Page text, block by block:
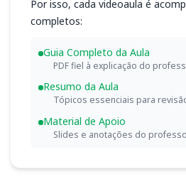
Por isso, cada videoaula é
completos:
Guia Completo da Aula
PDF fiel à explicação do
Resumo da Aula
Tópicos essenciais para
Material de Apoio
Slides e anotações do